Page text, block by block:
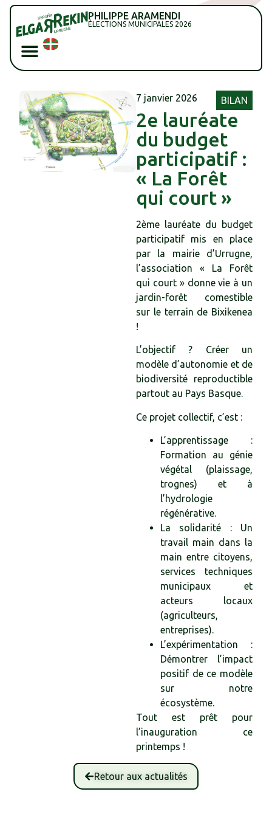
PHILIPPE ARAMENDI
ÉLECTIONS MUNICIPALES 2026
7 janvier 2026 BILAN
2e lauréate
du budget
participatif :
« La Forêt
qui court »
2ème lauréate du budget
participatif mis en place
par la mairie d’Urrugne,
l’association « La Forêt
qui court » donne vie à un
jardin-forêt comestible
sur le terrain de Bixikenea
!
L’objectif ? Créer un
modèle d’autonomie et de
biodiversité reproductible
partout au Pays Basque.
Ce projet collectif, c’est :
L’apprentissage :
Formation au génie
végétal (plaissage,
trognes) et à
l’hydrologie
régénérative.
La solidarité : Un
travail main dans la
main entre citoyens,
services techniques
municipaux et
acteurs locaux
(agriculteurs,
entreprises).
L’expérimentation :
Démontrer l’impact
positif de ce modèle
sur notre
écosystème.
Tout est prêt pour
l’inauguration ce
printemps !
Retour aux actualités